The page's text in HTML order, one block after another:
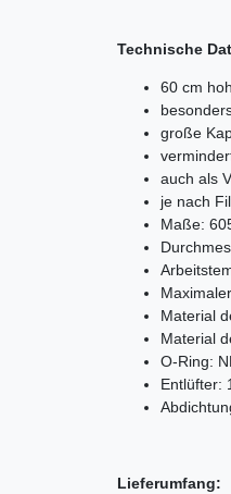
Technische
60 cm
große
auch als
je nach
Maße:
Material
Material
O-Ring:
Entlüfter:
Lieferumfang: